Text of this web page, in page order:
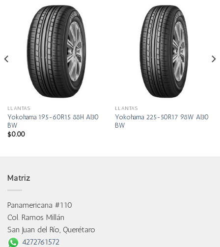
LLANTAS
Yokohama 195-60R15 88H Al30
BW
$0.00
LLANTAS
Yokohama 225-50R17 98W Al30
BW
Matriz
Panamericana #110
Col. Ramos Millán
San Juan del Río, Querétaro
4272761572